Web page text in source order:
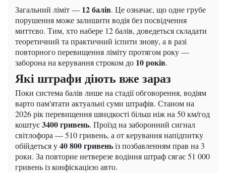
Загальний ліміт — 12 балів. Це означає, що одне грубе
порушення може залишити водія без посвідчення
миттєво. Тим, хто набере 12 балів, доведеться складати
теоретичний та практичний іспити знову, а в разі
повторного перевищення ліміту протягом року —
заборона на керування строком до 10 років.
Які штрафи діють вже зараз
Поки система балів лише на стадії обговорення, водіям
варто пам'ятати актуальні суми штрафів. Станом на
2026 рік перевищення швидкості більш ніж на 50 км/год
коштує3400 гривень. Проїзд на заборонний сигнал
світлофора — 510 гривень, а от керування напідпитку
обійдеться у40 800 гривеньіз позбавленням прав на 3
роки. За повторне нетверезе водіння штраф сягає 51 000
гривень із конфіскацією авто.